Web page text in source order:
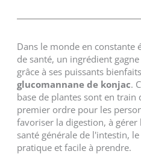
Dans le monde en
de santé, un ingrédient
grâce à ses puissants
glucomannane de konjac.
base de plantes sont en
premier ordre pour les
favoriser la digestion, à
santé générale de l'intestin,
pratique et facile à prendre.